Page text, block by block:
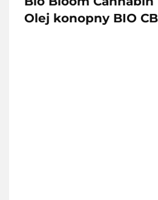
Olej konopny BIO